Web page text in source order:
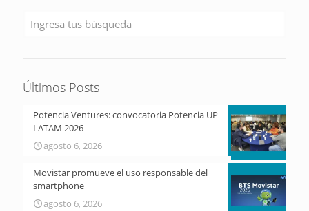
Últimos Posts
Potencia Ventures: convocatoria Potencia UP
LATAM 2026
agosto 6, 2026
Movistar promueve el uso responsable del
smartphone
agosto 6, 2026